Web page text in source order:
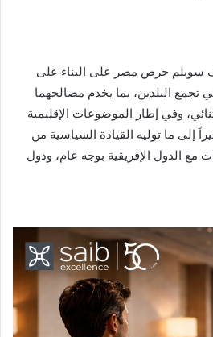
سويلم حرص مصر على البناء على
تجمع البلدين، بما يخدم مصالحهما
وفي إطار الموضوعات الإقليمية
إلى ما توليه القيادة السياسية من
مع الدول الإفريقية بوجه عام، ودول